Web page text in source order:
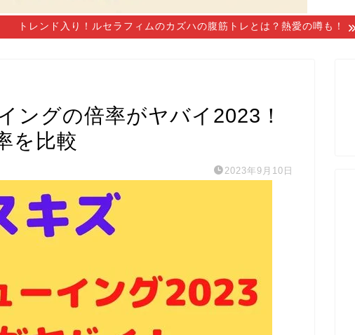
トレンド入り！ルセラフィムのカズハの腹筋トレとは？熱愛の噂も！
ングの倍率がヤバイ2023！
を比較
2023年9月10日